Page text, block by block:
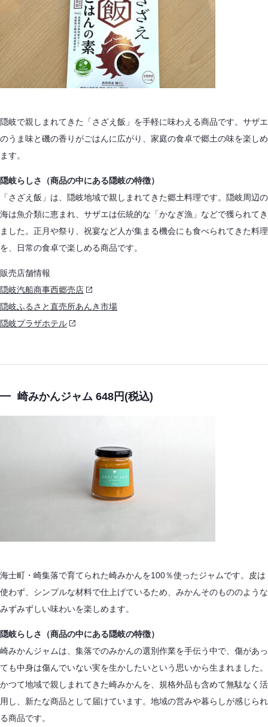
隠岐で親しまれてきた「さざえ飯」を手軽に味わえる商品です。サザエ
のうま味と磯の香りがごはんに広がり、家庭の食卓で郷土の味を楽しめ
ます。
隠岐らしさ（商品の中にある隠岐の特徴）
「さざえ飯」は、隠岐地域で親しまれてきた郷土料理です。隠岐周辺の
海は魚介類に恵まれ、サザエは伝統的な「かなぎ漁」などで獲られてき
ました。正月や祭り、祝宴など人が集まる機会にも食べられてきた料理
を、日常の食卓で楽しめる商品です。
販売店舗情報
隠岐汽船商事西郷売店
隠岐ふるさと直売所あんき市場
隠岐プラザホテル
崎みかんジャム 648円(税込)
海士町・崎集落で育てられた崎みかんを100％使ったジャムです。皮は
使わず、シンプルな材料で仕上げているため、みかんそのもののような
みずみずしい味わいを楽しめます。
隠岐らしさ（商品の中にある隠岐の特徴）
崎みかんジャムは、集落でのみかんの選別作業を手伝う中で、傷があっ
ても中身は傷んでいない実を生かしたいという思いから生まれました。
かつて地域で親しまれてきた崎みかんを、規格外品も含めて無駄なく活
用し、新たな商品として届けています。地域の営みや暮らしが感じられ
る商品です。